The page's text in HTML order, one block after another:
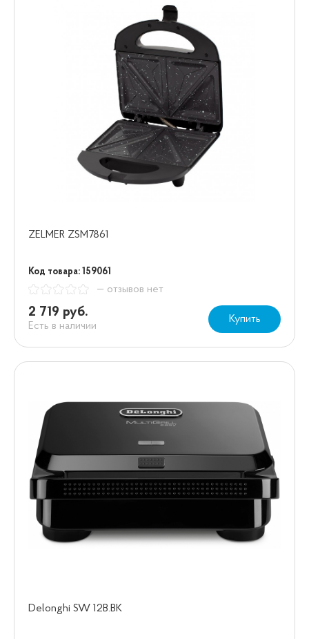
ZELMER ZSM7861
Код товара: 159061
— отзывов нет
2 719 руб.
Есть в наличии
Купить
Delonghi SW 12B.BK